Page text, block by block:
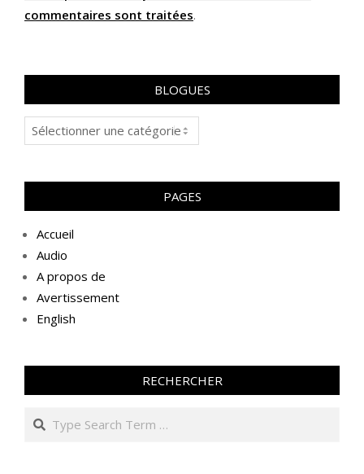
commentaires sont traitées.
BLOGUES
Blogues
PAGES
Accueil
Audio
A propos de
Avertissement
English
RECHERCHER
Search